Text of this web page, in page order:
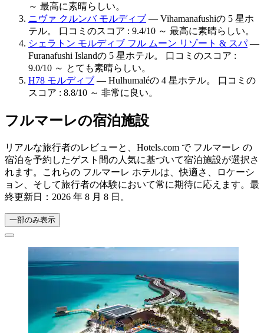
～ 最高に素晴らしい。
ニヴァ クルンバ モルディブ — Vihamanafushiの 5 星ホ
テル。 口コミのスコア : 9.4/10 ～ 最高に素晴らしい。
シェラトン モルディブ フル ムーン リゾート & スパ—
Furanafushi Islandの 5 星ホテル。 口コミのスコア :
9.0/10 ～ とても素晴らしい。
H78 モルディブ — Hulhumaléの 4 星ホテル。 口コミの
スコア : 8.8/10 ～ 非常に良い。
フルマーレの宿泊施設
リアルな旅行者のレビューと、Hotels.com で フルマーレ の
宿泊を予約したゲスト間の人気に基づいて宿泊施設が選択さ
れます。これらの フルマーレ ホテルは、快適さ、ロケーシ
ョン、そして旅行者の体験において常に期待に応えます。最
終更新日： 2026 年 8 月 8 日 。
一部のみ表示